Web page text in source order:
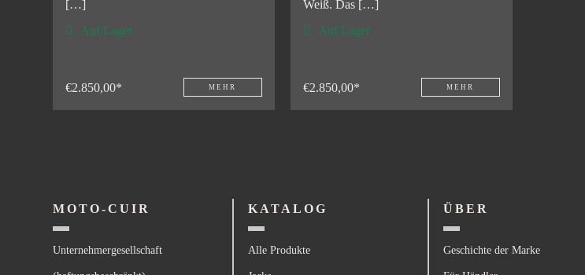
[…]
Auf Lager
€2.850,00* MEHR
Weiß. Das […]
Auf Lager
€2.850,00* MEHR
MOTO-CUIR
Unternehmergesellschaft
KATALOG
Alle Produkte
ÜBER
Geschichte der Marke